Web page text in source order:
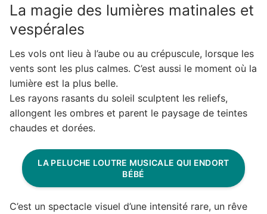
La magie des lumières matinales et
vespérales
Les vols ont lieu à l’aube ou au crépuscule, lorsque les
vents sont les plus calmes. C’est aussi le moment où la
lumière est la plus belle.
Les rayons rasants du soleil sculptent les reliefs,
allongent les ombres et parent le paysage de teintes
chaudes et dorées.
LA PELUCHE LOUTRE MUSICALE QUI ENDORT
BÉBÉ
C’est un spectacle visuel d’une intensité rare, un rêve